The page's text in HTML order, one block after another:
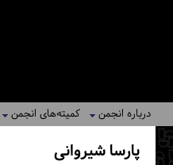
درباره انجمن کمیته‌های انجمن
پارسا شیروانی